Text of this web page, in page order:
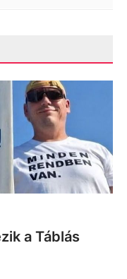
a Táblás